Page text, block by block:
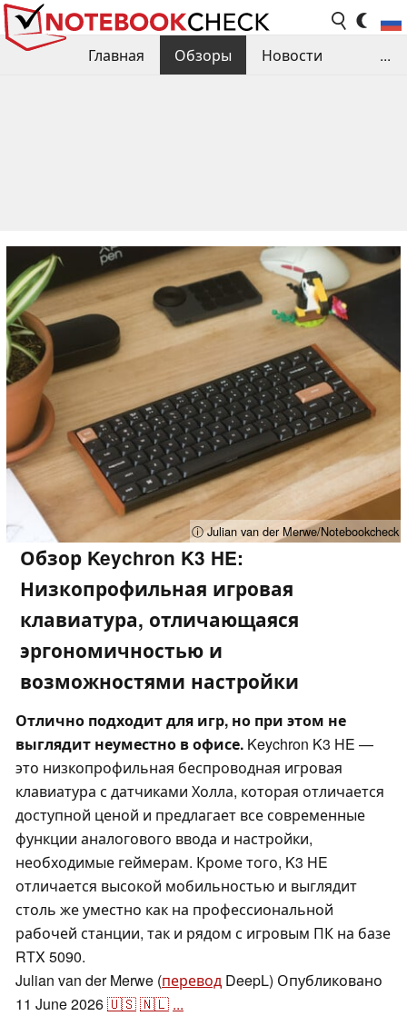
Главная Обзоры
Новости
...
ⓘ Julian van der Merwe/Notebookcheck
Обзор Keychron K3 HE:
Низкопрофильная игровая
клавиатура, отличающаяся
эргономичностью и
возможностями настройки
Отлично подходит для игр, но при этом не
выглядит неуместно в офисе. Keychron K3 HE —
это низкопрофильная беспроводная игровая
клавиатура с датчиками Холла, которая отличается
доступной ценой и предлагает все современные
функции аналогового ввода и настройки,
необходимые геймерам. Кроме того, K3 HE
отличается высокой мобильностью и выглядит
столь же уместно как на профессиональной
рабочей станции, так и рядом с игровым ПК на базе
RTX 5090.
Julian van der Merwe (перевод DeepL) Опубликовано
11 June 2026🇺🇸🇳🇱 ...